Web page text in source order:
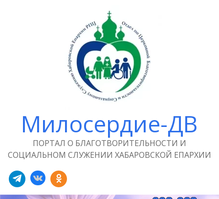
Милосердие-ДВ
ПОРТАЛ О БЛАГОТВОРИТЕЛЬНОСТИ И
СОЦИАЛЬНОМ СЛУЖЕНИИ ХАБАРОВСКОЙ ЕПАРХИИ